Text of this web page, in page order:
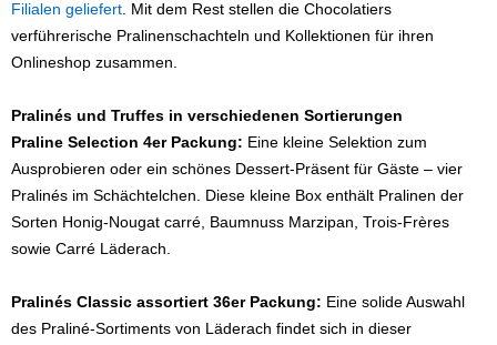
Filialen geliefert . Mit dem Rest stellen die Chocolatiers
verführerische Pralinenschachteln und Kollektionen für ihren
Onlineshop zusammen.
Pralinés und Truffes in verschiedenen Sortierungen
Praline Selection 4er Packung: Eine kleine Selektion zum
Ausprobieren oder ein schönes Dessert-Präsent für Gäste – vier
Pralinés im Schächtelchen. Diese kleine Box enthält Pralinen der
Sorten Honig-Nougat carré, Baumnuss Marzipan, Trois-Frères
sowie Carré Läderach.
Pralinés Classic assortiert 36er Packung: Eine solide Auswahl
des Praliné-Sortiments von Läderach findet sich in dieser